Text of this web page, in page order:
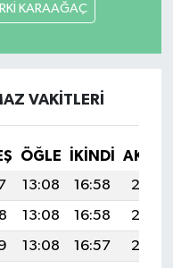
KARAAĞAÇ
VAKITLERI
ÖĞLE İKINDI
13:08 16:58
20:18
13:08 16:58
20:17
13:08 16:57
20:16